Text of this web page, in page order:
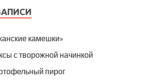
камешки»
с творожной начинкой
пирог